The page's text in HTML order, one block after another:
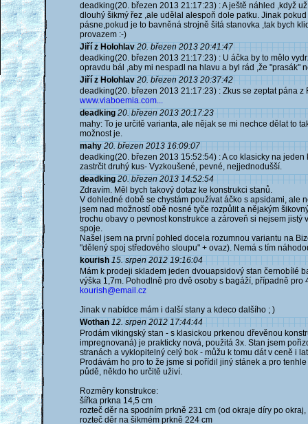
deadking(20. březen 2013 21:17:23) : A ještě náhled ,když
dlouhý šikmý řez ,ale udělal alespoň dole patku. Jinak
pásne,pokud je to bavněná strojně šitá stanovka ,tak bych
provazem :-)
Jiří z Holohlav 20. březen 2013 20:41:47
deadking(20. březen 2013 21:17:23) : U áčka by to mělo
opravdu bál ,aby mi nespadl na hlavu a byl rád ,že "prasák"
Jiří z Holohlav 20. březen 2013 20:37:42
deadking(20. březen 2013 21:17:23) : Zkus se zeptat pána
www.viaboemia.com...
deadking 20. březen 2013 20:17:23
mahy: To je určitě varianta, ale nějak se mi nechce dělat to
možnost je.
mahy 20. březen 2013 16:09:07
deadking(20. březen 2013 15:52:54) : A co klasicky na
zastrčit druhý kus- Vyzkoušené, pevné, nejjednodušší.
deadking 20. březen 2013 14:52:54
Zdravím. Měl bych takový dotaz ke konstrukci stanů.
V dohledné době se chystám používat áčko s apsidami, ale
jsem nad možností obě nosné tyče rozpůlit a nějakým
trochu obavy o pevnost konstrukce a zároveň si nejsem
spoje.
Našel jsem na první pohled docela rozumnou variantu na
"dělený spoj středového sloupu" + ovaz). Nemá s tím
kourish 15. srpen 2012 19:16:04
Mám k prodeji skladem jeden dvouapsidový stan černobílé
výška 1,7m. Pohodlně pro dvě osoby s bagáží, případně
kourish@email.cz
Jinak v nabídce mám i další stany a kdeco dalšího ; )
Wothan 12. srpen 2012 17:44:44
Prodám vikingský stan - s klasickou prkenou dřevěnou
impregnovaná) je prakticky nová, použitá 3x. Stan jsem
stranách a vyklopitelný celý bok - můžu k tomu dát v ceně i
Prodávám ho pro to že jsme si pořídil jiný stánek a pro
půdě, někdo ho určitě uživí.
Rozměry konstrukce:
šířka prkna 14,5 cm
rozteč děr na spodním prkně 231 cm (od okraje díry po okraj,
rozteč děr na šikmém prkně 224 cm